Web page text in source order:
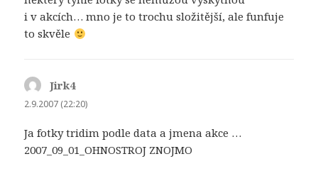
i v akcích… mno je to trochu složitější, ale funfuje
to skvěle
Jirk4napsal:
2.9.2007 (22:20)
Ja fotky tridim podle data a jmena akce …
2007_09_01_OH­NOSTROJ ZNOJMO